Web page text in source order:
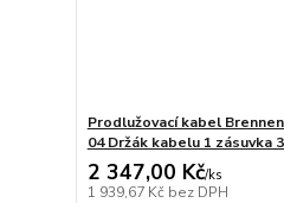
Prodlužovací kabel
04 Držák kabelu 1 zásuvka
2 347,00 Kč/ks
1 939,67 Kč bez DPH